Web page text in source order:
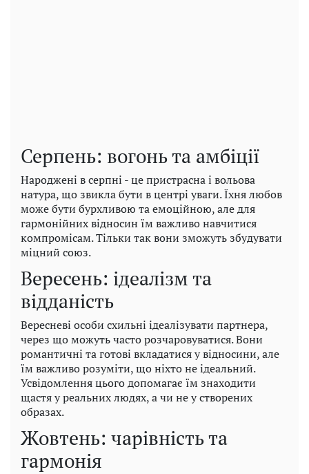
Серпень: вогонь та амбіції
Народжені в серпні - це пристрасна і вольова
натура, що звикла бути в центрі уваги. Їхня любов
може бути бурхливою та емоційною, але для
гармонійних відносин їм важливо навчитися
компромісам. Тільки так вони зможуть збудувати
міцний союз.
Вересень: ідеалізм та
відданість
Вересневі особи схильні ідеалізувати партнера,
через що можуть часто розчаровуватися. Вони
романтичні та готові вкладатися у відносини, але
їм важливо розуміти, що ніхто не ідеальний.
Усвідомлення цього допомагає їм знаходити
щастя у реальних людях, а чи не у створених
образах.
Жовтень: чарівність та
гармонія